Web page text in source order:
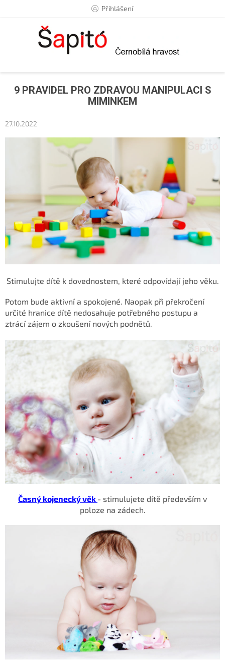
Přihlášení
9 PRAVIDEL PRO ZDRAVOU MANIPULACI S
MIMINKEM
27.10.2022
Stimulujte dítě k dovednostem, které odpovídají jeho věku.
Potom bude aktivní a spokojené. Naopak při překročení
určité hranice dítě nedosahuje potřebného postupu a
ztrácí zájem o zkoušení nových podnětů.
Časný kojenecký věk - stimulujete dítě především v
poloze na zádech.